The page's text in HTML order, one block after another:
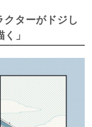
クターがドジし
」